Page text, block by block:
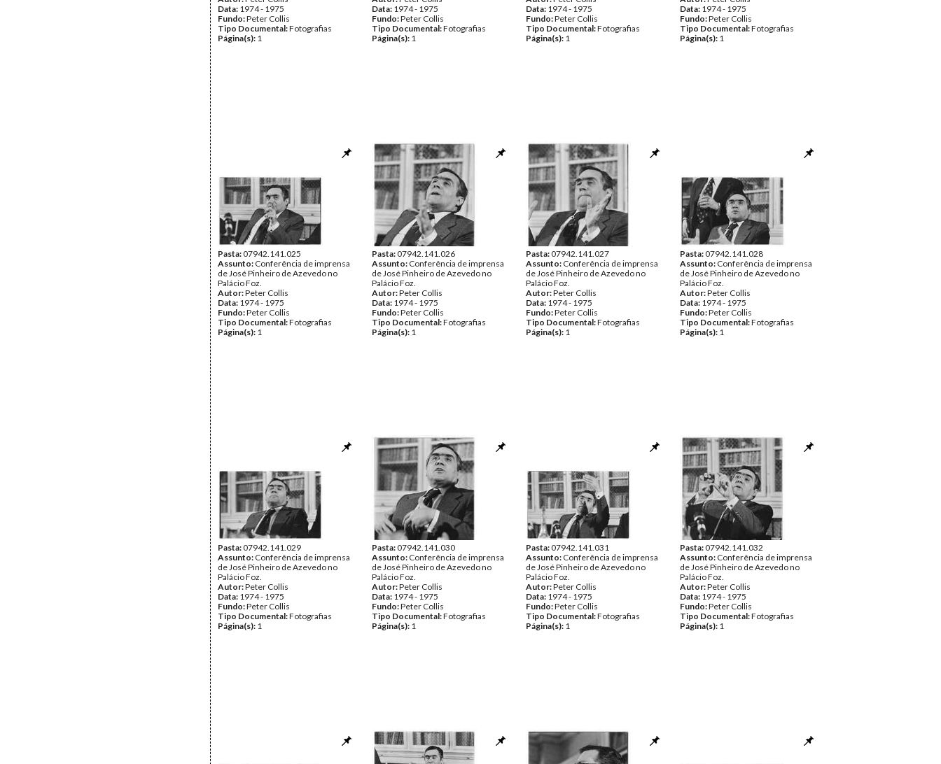
Data: 1974 - 1975
Fundo:Peter Collis
Tipo Documental:Fotografias
Página(s): 1
Data: 1974 - 1975
Fundo:Peter Collis
Tipo Documental:Fotografias
Página(s): 1
Data: 1974 - 1975
Fundo:Peter Collis
Tipo Documental:Fotografias
Página(s): 1
Data: 1974 - 1975
Fundo:Peter Collis
Tipo Documental:Fotografias
Página(s): 1
Pasta:07942.141.025
Assunto: Conferência de imprensa
de José Pinheiro de Azevedo no
Palácio Foz.
Autor:Peter Collis
Data: 1974 - 1975
Fundo:Peter Collis
Tipo Documental:Fotografias
Página(s): 1
Pasta:07942.141.026
Assunto: Conferência de imprensa
de José Pinheiro de Azevedo no
Palácio Foz.
Autor:Peter Collis
Data: 1974 - 1975
Fundo:Peter Collis
Tipo Documental:Fotografias
Página(s): 1
Pasta:07942.141.027
Assunto: Conferência de imprensa
de José Pinheiro de Azevedo no
Palácio Foz.
Autor:Peter Collis
Data: 1974 - 1975
Fundo:Peter Collis
Tipo Documental:Fotografias
Página(s): 1
Pasta:07942.141.028
Assunto: Conferência de imprensa
de José Pinheiro de Azevedo no
Palácio Foz.
Autor:Peter Collis
Data: 1974 - 1975
Fundo:Peter Collis
Tipo Documental:Fotografias
Página(s): 1
Pasta:07942.141.029
Assunto: Conferência de imprensa
de José Pinheiro de Azevedo no
Palácio Foz.
Autor:Peter Collis
Data: 1974 - 1975
Fundo:Peter Collis
Tipo Documental:Fotografias
Página(s): 1
Pasta:07942.141.030
Assunto: Conferência de imprensa
de José Pinheiro de Azevedo no
Palácio Foz.
Autor:Peter Collis
Data: 1974 - 1975
Fundo:Peter Collis
Tipo Documental:Fotografias
Página(s): 1
Pasta:07942.141.031
Assunto: Conferência de imprensa
de José Pinheiro de Azevedo no
Palácio Foz.
Autor:Peter Collis
Data: 1974 - 1975
Fundo:Peter Collis
Tipo Documental:Fotografias
Página(s): 1
Pasta:07942.141.032
Assunto: Conferência de imprensa
de José Pinheiro de Azevedo no
Palácio Foz.
Autor:Peter Collis
Data: 1974 - 1975
Fundo:Peter Collis
Tipo Documental:Fotografias
Página(s): 1